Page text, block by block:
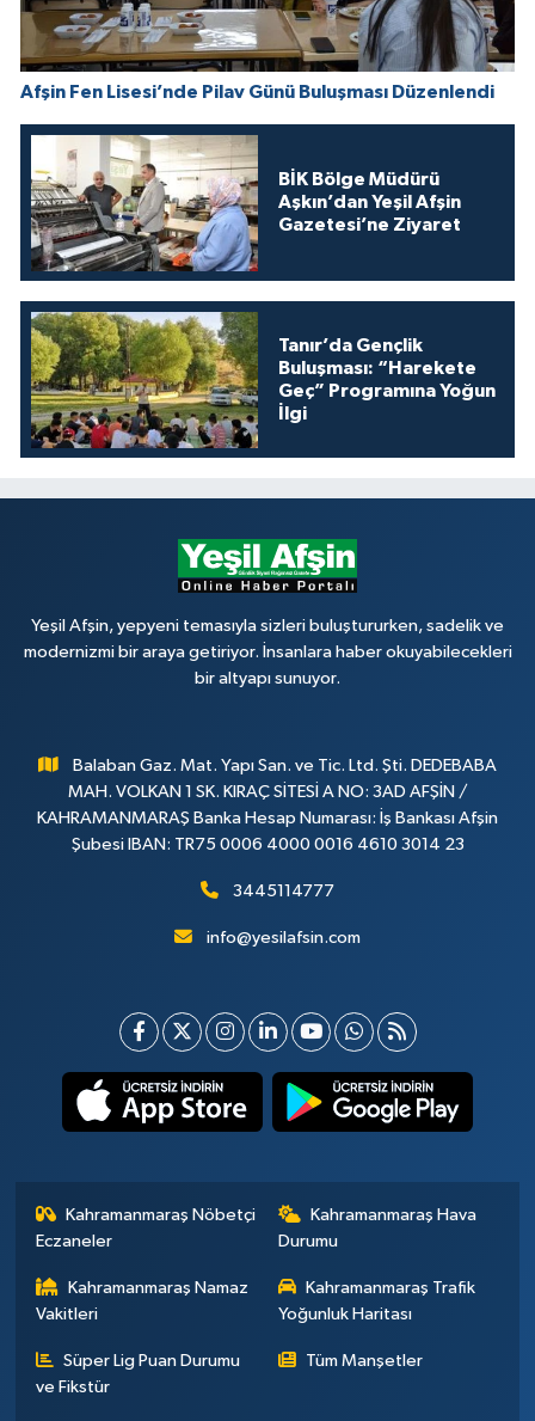
Afşin Fen Lisesi’nde Pilav Günü Buluşması Düzenlendi
BİK Bölge Müdürü
Aşkın’dan Yeşil Afşin
Gazetesi’ne Ziyaret
Tanır’da Gençlik
Buluşması: “Harekete
Geç” Programına Yoğun
İlgi
Yeşil Afşin, yepyeni temasıyla sizleri buluştururken, sadelik ve
modernizmi bir araya getiriyor. İnsanlara haber okuyabilecekleri
bir altyapı sunuyor.
Balaban Gaz. Mat. Yapı San. ve Tic. Ltd. Şti. DEDEBABA
MAH. VOLKAN 1 SK. KIRAÇ SİTESİ A NO: 3AD AFŞİN /
KAHRAMANMARAŞ Banka Hesap Numarası: İş Bankası Afşin
Şubesi IBAN: TR75 0006 4000 0016 4610 3014 23
3445114777
info@yesilafsin.com
Kahramanmaraş Nöbetçi
Eczaneler
Kahramanmaraş Hava
Durumu
Kahramanmaraş Namaz
Vakitleri
Kahramanmaraş Trafik
Yoğunluk Haritası
Süper Lig Puan Durumu
ve Fikstür
Tüm Manşetler